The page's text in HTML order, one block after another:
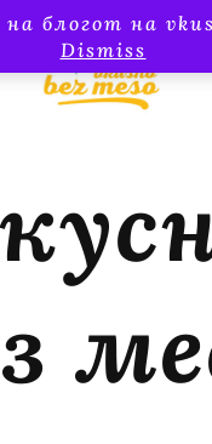
на блогот на
Dismiss